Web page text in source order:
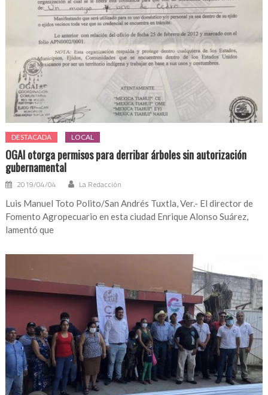
DESTACADA LOCAL
OGAI otorga permisos para derribar árboles sin autorización
gubernamental
2019/04/04 La Redacción
Luis Manuel Toto Polito/San Andrés Tuxtla, Ver.- El director de
Fomento Agropecuario en esta ciudad Enrique Alonso Suárez,
lamentó que